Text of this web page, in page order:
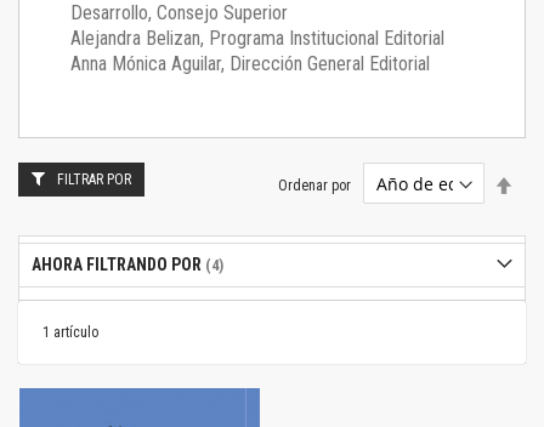
Desarrollo, Consejo Superior
Alejandra Belizan, Programa Institucional Editorial
Anna Mónica Aguilar, Dirección General Editorial
1 artículo
Ordenar por
FILTRAR POR
AHORA FILTRANDO POR